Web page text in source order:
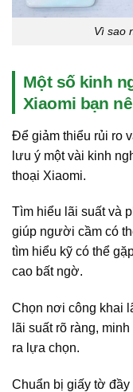
Vì sao
Một số kinh
Xiaomi bạn
Để giảm thiểu rủi ro
lưu ý một vài kinh
thoại Xiaomi.
Tìm hiểu lãi suất và
giúp người cầm có
tìm hiểu kỹ có thể
cao bất ngờ.
Chọn nơi công khai
lãi suất rõ ràng,
ra lựa chọn.
Chuẩn bị giấy tờ